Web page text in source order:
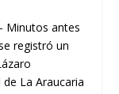
Minutos antes
registró un
La Araucaria